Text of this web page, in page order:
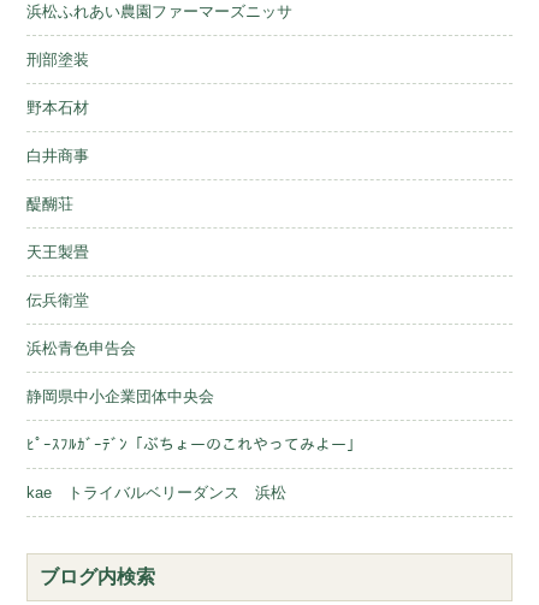
浜松ふれあい農園ファーマーズニッサ
刑部塗装
野本石材
白井商事
醍醐荘
天王製畳
伝兵衛堂
浜松青色申告会
静岡県中小企業団体中央会
ﾋﾟｰｽﾌﾙｶﾞｰﾃﾞﾝ「ぶちょーのこれやってみよー」
kae トライバルベリーダンス 浜松
ブログ内検索